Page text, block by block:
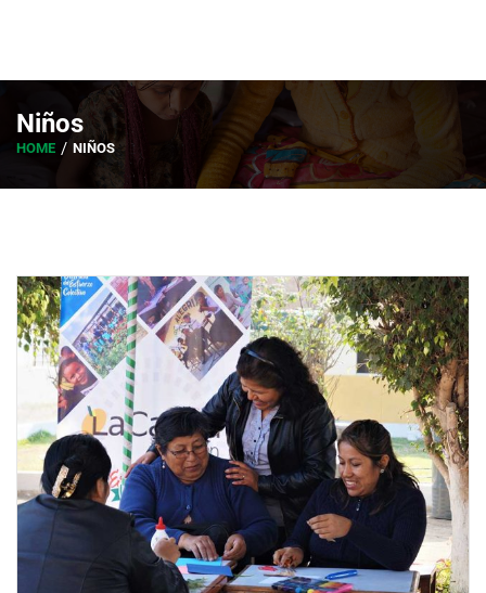
Niños
HOME NIÑOS